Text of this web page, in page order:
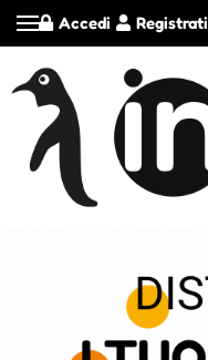
Registrati
Accedi